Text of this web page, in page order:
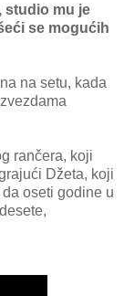
studio mu je
se mogućih
na setu, kada
rančera, koji
Džeta, koji
oseti godine u